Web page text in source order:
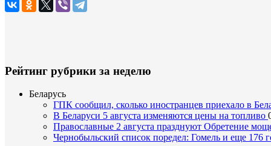
Рейтинг рубрики за неделю
Беларусь
ГПК сообщил, сколько иностранцев приехало в
В Беларуси 5 августа изменяются цены на топливо
Православные 2 августа празднуют Обретение
Чернобыльский список поредел: Гомель и еще 176